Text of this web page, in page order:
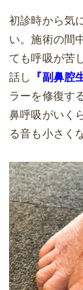
初診時から気
い。施術の間
ても呼吸が苦
話し
『副鼻腔
ラーを修復す
鼻呼吸がいく
る音も小さく